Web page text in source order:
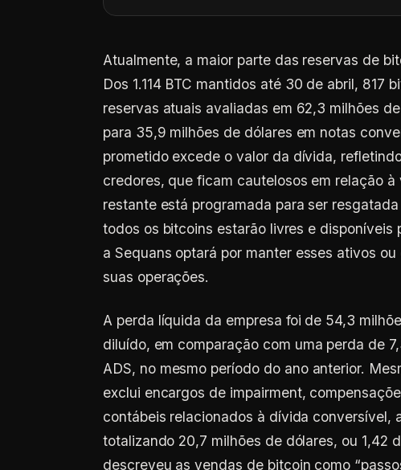
Atualmente, a maior parte das reservas de
Dos 1.114 BTC mantidos até 30 de abril, 817
reservas atuais avaliadas em 62,3 milhões
para 35,9 milhões de dólares em notas
prometido excede o valor da dívida,
credores, que ficam cautelosos em relação
restante está programada para ser
todos os bitcoins estarão livres e
a Sequans optará por manter esses ativos
suas operações.
A perda líquida da empresa foi de 54,3
diluído, em comparação com uma perda de
ADS, no mesmo período do ano anterior.
exclui encargos de impairment,
contábeis relacionados à dívida conversível,
totalizando 20,7 milhões de dólares, ou 1,42
descreveu as vendas de bitcoin como